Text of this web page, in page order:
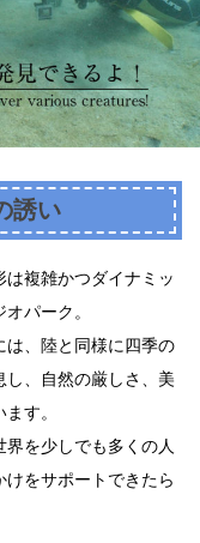
誘い
複雑かつダイナミッ
パーク。
は、陸と同様に四季の
、自然の厳しさ、美
す。
を少しでも多くの人
をサポートできたら